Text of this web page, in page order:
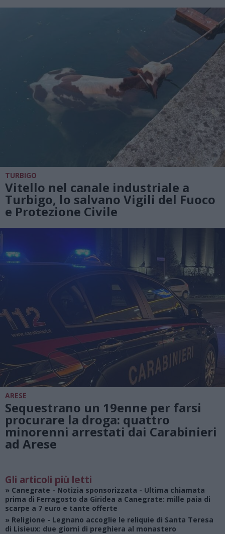
TURBIGO
Vitello nel canale industriale a
Turbigo, lo salvano Vigili del Fuoco
e Protezione Civile
ARESE
Sequestrano un 19enne per farsi
procurare la droga: quattro
minorenni arrestati dai Carabinieri
ad Arese
Gli articoli più letti
» Canegrate - Notizia sponsorizzata - Ultima chiamata
prima di Ferragosto da Giridea a Canegrate: mille paia di
scarpe a 7 euro e tante offerte
» Religione - Legnano accoglie le reliquie di Santa Teresa
di Lisieux: due giorni di preghiera al monastero